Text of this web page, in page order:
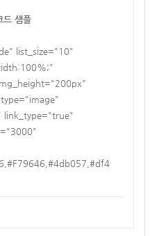
드 샘플
list_size="10"
link_type="true"